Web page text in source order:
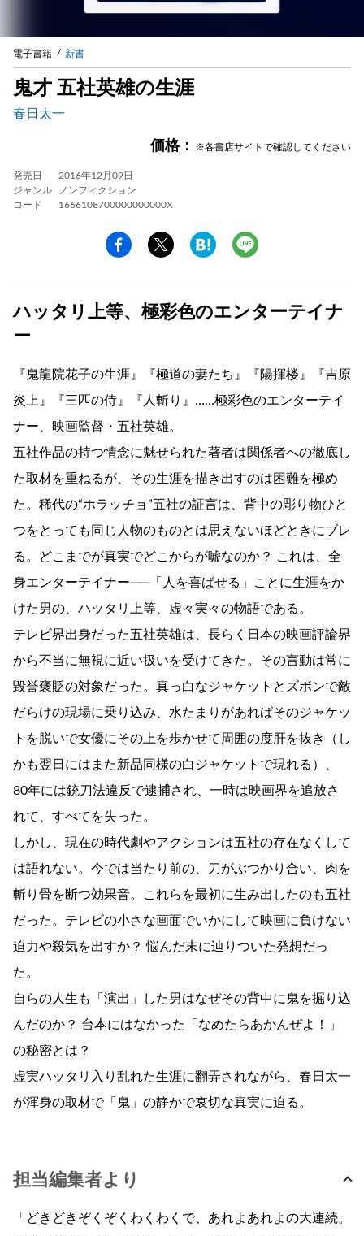
電子書籍 新書
鬼才 五社英雄の生涯
春日太一
価格： ※各書店サイトで確認してください
発売日
2016年12月09日
ジャンル
ノンフィクション
コード
1666108700000000000X
ハッタリ上等、極彩色のエンターテイナ
ー
『鬼龍院花子の生涯』『極道の妻たち』『陽揮楼』『吉原
炎上』『三匹の侍』『人斬り』……極彩色のエンターテイ
ナー、映画監督・五社英雄。
五社作品の持つ情念に魅せられた著者は関係者への徹底し
た取材を重ねるが、その生涯を描き出すのは困難を極め
た。稀代の“ホラッチョ”五社の証言は、背中の彫り物ひと
つをとっても同じ人物のものとは思えないほどときにブレ
る。どこまでが真実でどこからが嘘なのか？ これは、全
身エンターテイナー──「人を喜ばせる」ことに生涯をか
けた男の、ハッタリ上等、虚々実々の物語である。
テレビ界出身だった五社英雄は、長らく日本の映画評論界
から不当に無視に近い扱いを受けてきた。その言動は常に
毀誉褒貶の対象だった。真っ白なジャケットとズボンで敵
だらけの現場に乗り込み、水たまりがあればそのジャケッ
トを脱いで女優にその上を歩かせて周囲の度肝を抜き（し
かも翌日にはまた新品同様の白ジャケットで現れる）、
80年には銃刀法違反で逮捕され、一時は映画界を追放さ
れて、すべてを失った。
しかし、現在の時代劇やアクションは五社の存在なくして
は語れない。今では当たり前の、刀がぶつかり合い、肉を
斬り骨を断つ効果音。これらを最初に生み出したのも五社
だった。テレビの小さな画面でいかにして映画に負けない
迫力や殺気を出すか？ 悩んだ末に辿りついた発想だっ
た。
自らの人生も「演出」した男はなぜその背中に鬼を掘り込
んだのか？ 台本にはなかった「なめたらあかんぜよ！」
の秘密とは？
虚実ハッタリ入り乱れた生涯に翻弄されながら、春日太一
が渾身の取材で「鬼」の静かで哀切な真実に迫る。
担当編集者より
「どきどきぞくぞくわくわくで、あれよあれよの大連続。